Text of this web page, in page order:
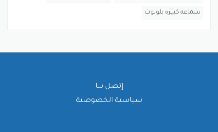
سماعه كبيره بلوتوث
إتصل بنا
سياسية الخصوصية